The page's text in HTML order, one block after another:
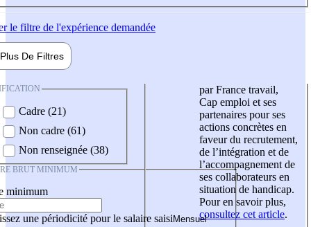
le filtre de l'expérience demandée
Plus De Filtres
Cadre (21)
Non cadre (61)
Non renseignée (38)
BRUT MINIMUM
minimum
une périodicité pour le salaire saisi
par France travail,
Cap emploi et ses
partenaires pour ses
actions concrètes en
faveur du recrutement,
de l’intégration et de
l’accompagnement de
ses collaborateurs en
situation de handicap.
Pour en savoir plus,
consultez cet article.